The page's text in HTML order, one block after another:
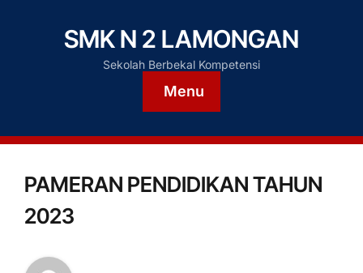
SMK N 2 LAMONGAN
Sekolah Berbekal Kompetensi
Menu
PAMERAN PENDIDIKAN TAHUN
2023